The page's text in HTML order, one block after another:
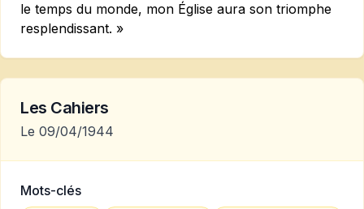
le temps du monde, mon Église aura son triomphe
resplendissant. »
Les Cahiers
Le 09/04/1944
Mots-clés